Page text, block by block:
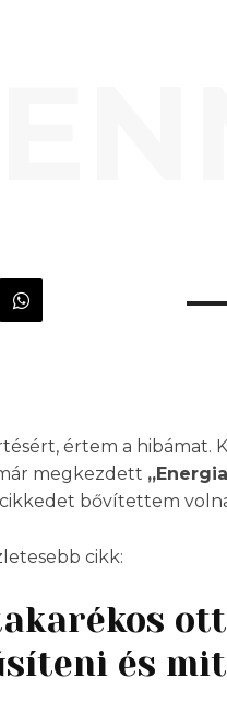
értem a hibámat.
megkezdett
bővítettem
cikk:
és